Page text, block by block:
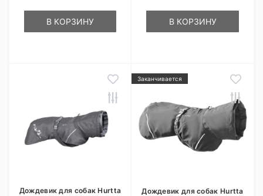
В КОРЗИНУ В КОРЗИНУ
Дождевик для собак Hurtta
Заканчивается
Дождевик для собак Hurtta